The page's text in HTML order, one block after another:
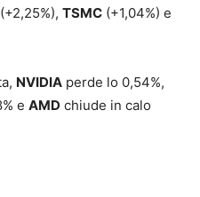
(+2,25%), TSMC (+1,04%) e
NVIDIA perde lo 0,54%,
e AMD chiude in calo